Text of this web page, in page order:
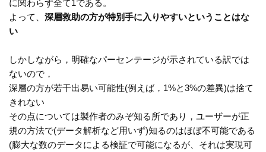
に関わらず全て1である。
よって、深層救助の方が特別手に入りやすいということはな
い
しかしながら，明確なパーセンテージが示されている訳では
ないので，
深層の方が若干出易い可能性(例えば，1%と3%の差異)は捨て
きれない
その点については製作者のみぞ知る所であり，ユーザーが正
規の方法で(データ解析など用いず)知るのはほぼ不可能である
(膨大な数のデータによる検証で可能になるが、それは実現可